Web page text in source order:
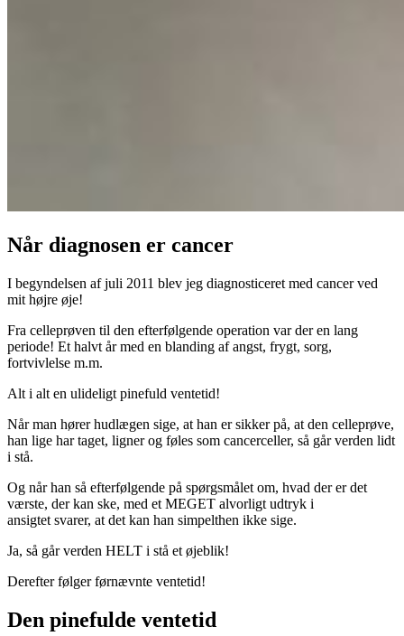
Når diagnosen er cancer
I begyndelsen af juli 2011 blev jeg diagnosticeret med cancer ved
mit højre øje!
Fra celleprøven til den efterfølgende operation var der en lang
periode! Et halvt år med en blanding af angst, frygt, sorg,
fortvivlelse m.m.
Alt i alt en ulideligt pinefuld ventetid!
Når man hører hudlægen sige, at han er sikker på, at den celleprøve,
han lige har taget, ligner og føles som cancerceller, så går verden lidt
i stå.
Og når han så efterfølgende på spørgsmålet om, hvad der er det
værste, der kan ske, med et MEGET alvorligt udtryk i
ansigtet svarer, at det kan han simpelthen ikke sige.
Ja, så går verden HELT i stå et øjeblik!
Derefter følger førnævnte ventetid!
Den pinefulde ventetid